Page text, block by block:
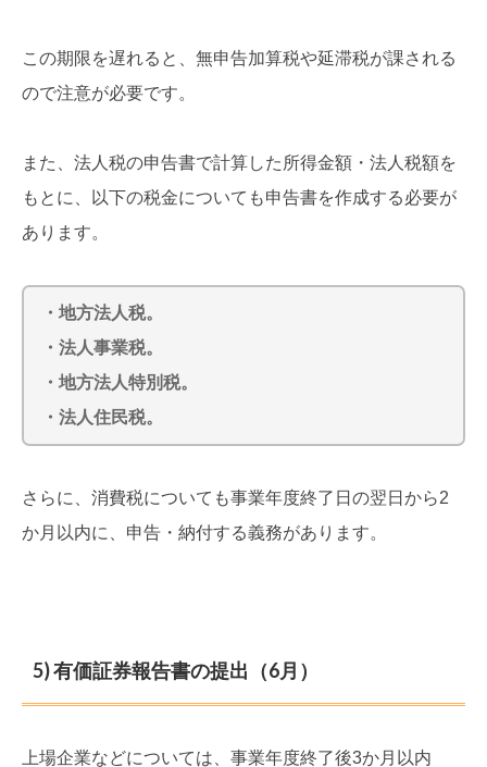
この期限を遅れると、無申告加算税や延滞税が課される
ので注意が必要です。
また、法人税の申告書で計算した所得金額・法人税額を
もとに、以下の税金についても申告書を作成する必要が
あります。
・地方法人税。
・法人事業税。
・地方法人特別税。
・法人住民税。
さらに、消費税についても事業年度終了日の翌日から2
か月以内に、申告・納付する義務があります。
5) 有価証券報告書の提出（6月）
上場企業などについては、事業年度終了後3か月以内